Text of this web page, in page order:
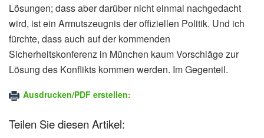
Lösungen; dass aber darüber nicht einmal nachgedacht
wird, ist ein Armutszeugnis der offiziellen Politik. Und ich
fürchte, dass auch auf der kommenden
Sicherheitskonferenz in München kaum Vorschläge zur
Lösung des Konflikts kommen werden. Im Gegenteil.
Ausdrucken/PDF erstellen:
Teilen Sie diesen Artikel: